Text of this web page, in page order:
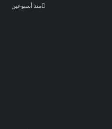
منذ أسبوعين